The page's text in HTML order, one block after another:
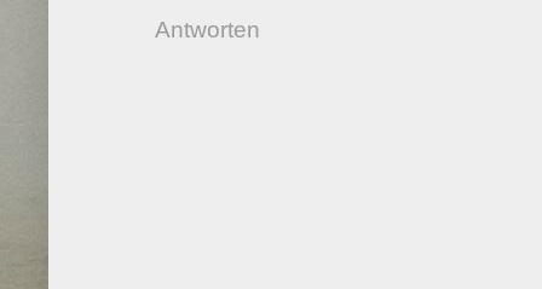
Antworten